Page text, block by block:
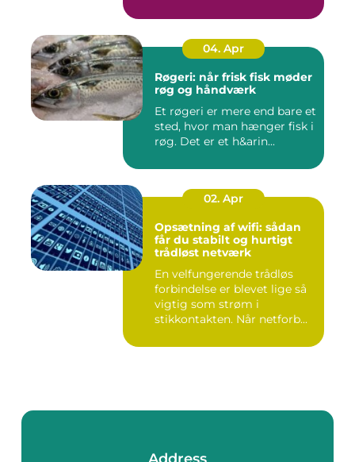
04. Apr
Røgeri: når frisk fisk møder
røg og håndværk
Et røgeri er mere end bare et
sted, hvor man hænger fisk i
røg. Det er et h&arin...
02. Apr
Opsætning af wifi: sådan
får du stabilt og hurtigt
trådløst netværk
En velfungerende trådløs
forbindelse er blevet lige så
vigtig som strøm i
stikkontakten. Når netforb...